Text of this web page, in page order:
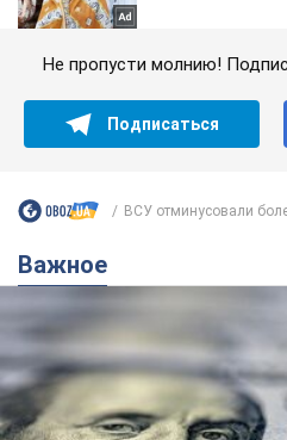
Не пропусти молнию!
Подписаться
ВСУ отминусовали
Важное